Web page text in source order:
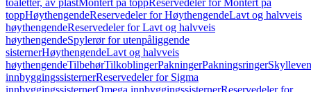
toaletter, av plastMontert på toppReservedeler for Montert på
toppHøythengendeReservedeler for HøythengendeLavt og halvveis
høythengendeReservedeler for Lavt og halvveis
høythengendeSpylerør for utenpåliggende
sisternerHøythengendeLavt og halvveis
høythengendeTilbehørTilkoblingerPakningerPakningsringer
innbyggingssisternerReservedeler for Sigma
innbyggingssisternerOmega innbyggingssisternerReservedeler for